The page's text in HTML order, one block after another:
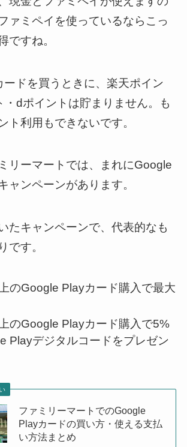
ァミペイを使っているならこっ
ですね。
ドを買うときに、楽天ポイン
・dポイントは貯まりません。も
ト利用もできないです。
リーマートでは、まれにGoogle
ャンペーンがあります。
たキャンペーンで、代表的なも
です。
のGoogle Playカード購入で最大
のGoogle Playカード購入で5%
Playデジタルコードをプレゼン
ファミリーマートでのGoogle
Playカードの買い方・使える支払
い方法まとめ